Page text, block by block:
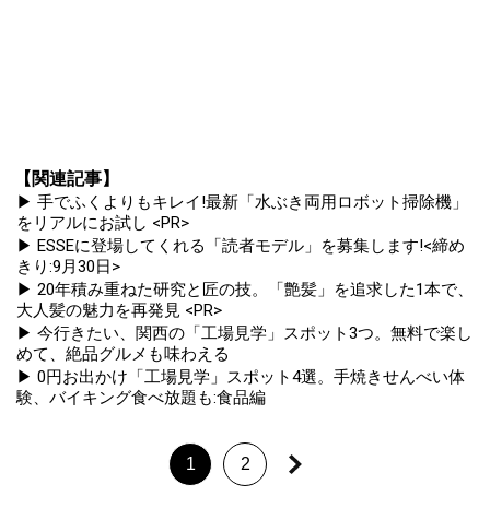
【関連記事】
▶ 手でふくよりもキレイ!最新「水ぶき両用ロボット掃除機」
をリアルにお試し <PR>
▶ ESSEに登場してくれる「読者モデル」を募集します!<締め
きり:9月30日>
▶ 20年積み重ねた研究と匠の技。「艶髪」を追求した1本で、
大人髪の魅力を再発見 <PR>
▶ 今行きたい、関西の「工場見学」スポット3つ。無料で楽し
めて、絶品グルメも味わえる
▶ 0円お出かけ「工場見学」スポット4選。手焼きせんべい体
験、バイキング食べ放題も:食品編
1 2